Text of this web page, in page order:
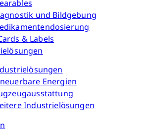
und Bildgebung
& Labels
Energien
Industrielösungen